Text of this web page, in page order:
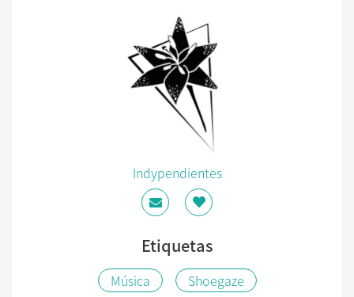
Indypendientes
Etiquetas
Música
Shoegaze